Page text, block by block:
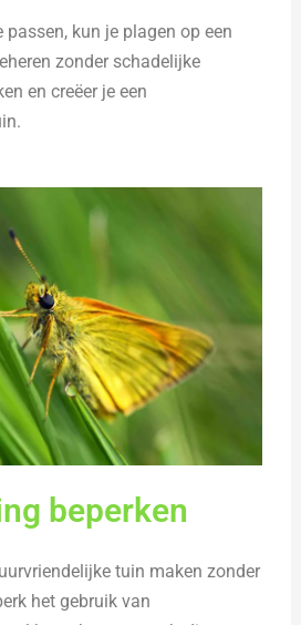
passen, kun je plagen op een
zonder schadelijke
en creëer je een
beperken
tuin maken zonder
het gebruik van